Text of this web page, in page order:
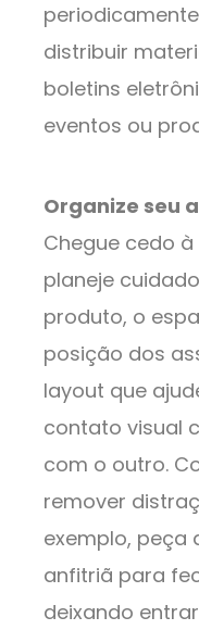
distribuir
boletins
eventos ou
Organize seu
Chegue cedo
planeje
produto, o
posição dos
layout que
contato visual
com o outro.
remover
exemplo, peça
anfitriã para
deixando